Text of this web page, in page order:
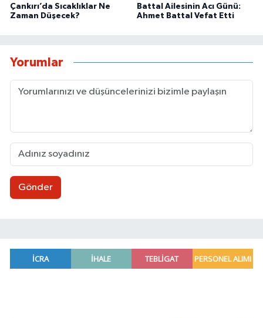
Çankırı’da Sıcaklıklar Ne
Zaman Düşecek?
Battal Ailesinin Acı Günü:
Ahmet Battal Vefat Etti
Yorumlar
Gönder